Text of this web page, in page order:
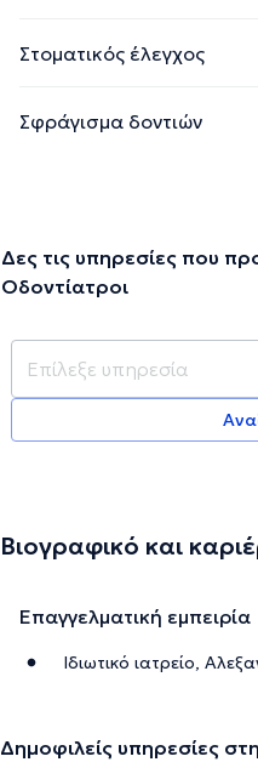
Στοματικός έλεγχος
Σφράγισμα δοντιών
Δες τις υπηρεσίες που
Οδοντίατροι
Βιογραφικό και
Επαγγελματική εμπειρία
Ιδιωτικό ιατρείο,
Δημοφιλείς υπηρεσίες